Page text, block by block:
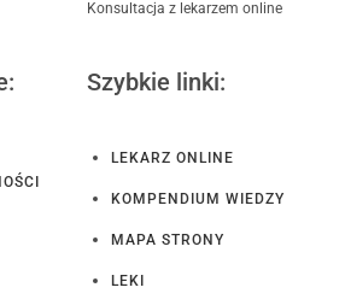
Konsultacja z lekarzem online
Szybkie linki:
LEKARZ ONLINE
KOMPENDIUM WIEDZY
MAPA STRONY
LEKI